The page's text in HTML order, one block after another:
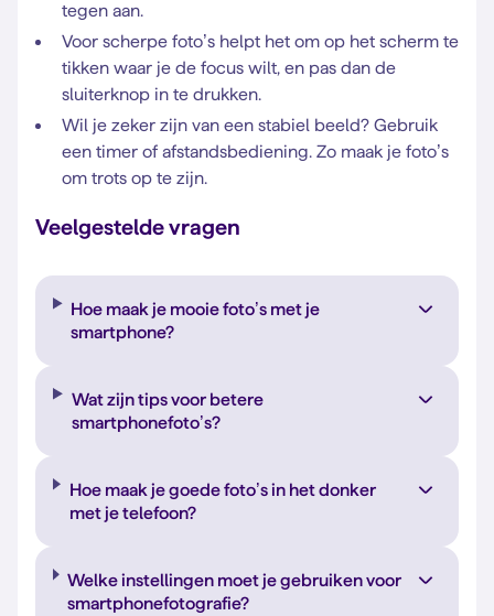
tegen aan.
Voor scherpe foto’s helpt het om op het scherm te
tikken waar je de focus wilt, en pas dan de
sluiterknop in te drukken.
Wil je zeker zijn van een stabiel beeld? Gebruik
een timer of afstandsbediening. Zo maak je foto’s
om trots op te zijn.
Veelgestelde vragen
Hoe maak je mooie foto’s met je
smartphone?
Wat zijn tips voor betere
smartphonefoto’s?
Hoe maak je goede foto’s in het donker
met je telefoon?
Welke instellingen moet je gebruiken voor
smartphonefotografie?